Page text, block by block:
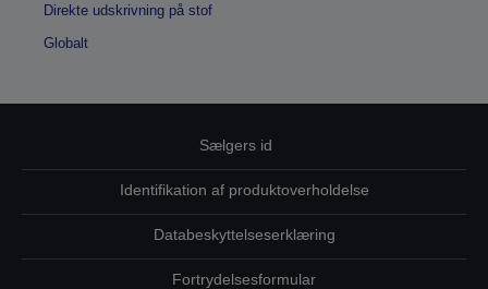
Direkte udskrivning på stof
Globalt
Sælgers id
Identifikation af produktoverholdelse
Databeskyttelseserklæring
Fortrydelsesformular